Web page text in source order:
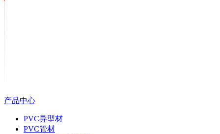
产品中心
PVC异型材
PVC管材